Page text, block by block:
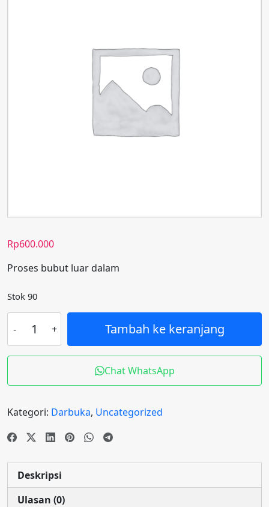
Rp600.000
Proses bubut luar dalam
Stok 90
Darbuka
sombaty
garwaret
Tambah ke keranjang
Chat WhatsApp
Kategori: Darbuka, Uncategorized
Deskripsi
Ulasan (0)